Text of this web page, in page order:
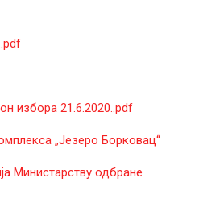
избора 21.6.2020..pdf
„Језеро Борковац“
Министарству одбране